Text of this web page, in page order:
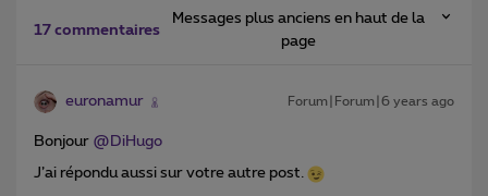
17 commentaires
Messages plus anciens en haut de la
page
euronamur Forum|Forum|6 years ago
Bonjour @DiHugo
J’ai répondu aussi sur votre autre post.